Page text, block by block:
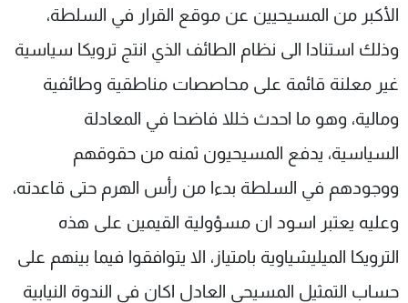
الأكبر من المسيحيين عن موقع القرار في السلطة،
وذلك استنادا الى نظام الطائف الذي انتج ترويكا سياسية
غير معلنة قائمة على محاصصات مناطقية وطائفية
ومالية، وهو ما احدث خللا فاضحا في المعادلة
السياسية، يدفع المسيحيون ثمنه من حقوقهم
ووجودهم في السلطة بدءا من رأس الهرم حتى قاعدته،
وعليه يعتبر اسود ان مسؤولية القيمين على هذه
الترويكا الميليشياوية بامتياز، الا يتوافقوا فيما بينهم على
حساب التمثيل المسيحي العادل اكان في الندوة النيابية